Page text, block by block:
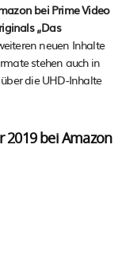
bei Prime Video
„Das
neuen Inhalte
stehen auch in
die UHD-Inhalte
2019 bei Amazon